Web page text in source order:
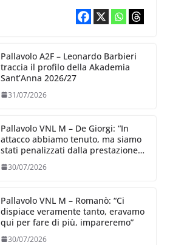
Pallavolo A2F – Leonardo Barbieri
traccia il profilo della Akademia
Sant’Anna 2026/27
31/07/2026
Pallavolo VNL M – De Giorgi: “In
attacco abbiamo tenuto, ma siamo
stati penalizzati dalla prestazione
30/07/2026
Pallavolo VNL M – Romanò: “Ci
dispiace veramente tanto, eravamo
qui per fare di più, impareremo”
30/07/2026